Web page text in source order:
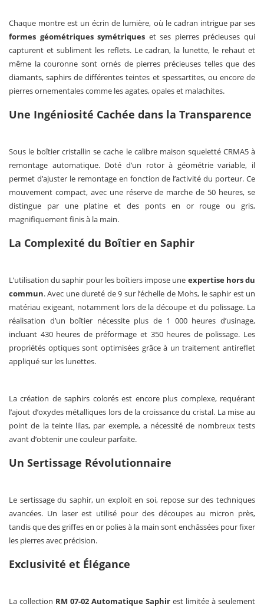
Chaque montre est un écrin de lumière, où le cadran intrigue par ses
formes géométriques symétriques et ses pierres précieuses qui
capturent et subliment les reflets. Le cadran, la lunette, le rehaut et
même la couronne sont ornés de pierres précieuses telles que des
diamants, saphirs de différentes teintes et spessartites, ou encore de
pierres ornementales comme les agates, opales et malachites.
Une Ingéniosité Cachée dans la Transparence
Sous le boîtier cristallin se cache le calibre maison squeletté CRMA5 à
remontage automatique. Doté d’un rotor à géométrie variable, il
permet d’ajuster le remontage en fonction de l’activité du porteur. Ce
mouvement compact, avec une réserve de marche de 50 heures, se
distingue par une platine et des ponts en or rouge ou gris,
magnifiquement finis à la main.
La Complexité du Boîtier en Saphir
L’utilisation du saphir pour les boîtiers impose une expertise hors du
commun. Avec une dureté de 9 sur l’échelle de Mohs, le saphir est un
matériau exigeant, notamment lors de la découpe et du polissage. La
réalisation d’un boîtier nécessite plus de 1 000 heures d’usinage,
incluant 430 heures de préformage et 350 heures de polissage. Les
propriétés optiques sont optimisées grâce à un traitement antireflet
appliqué sur les lunettes.
La création de saphirs colorés est encore plus complexe, requérant
l’ajout d’oxydes métalliques lors de la croissance du cristal. La mise au
point de la teinte lilas, par exemple, a nécessité de nombreux tests
avant d’obtenir une couleur parfaite.
Un Sertissage Révolutionnaire
Le sertissage du saphir, un exploit en soi, repose sur des techniques
avancées. Un laser est utilisé pour des découpes au micron près,
tandis que des griffes en or polies à la main sont enchâssées pour fixer
les pierres avec précision.
Exclusivité et Élégance
La collection RM 07-02 Automatique Saphir est limitée à seulement